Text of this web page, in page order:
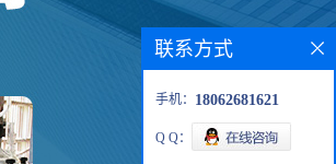
联系方式
手机： 18062681621
Q Q：